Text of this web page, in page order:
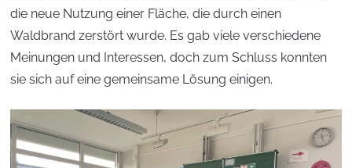
die neue Nutzung einer Fläche, die durch einen
Waldbrand zerstört wurde. Es gab viele verschiedene
Meinungen und Interessen, doch zum Schluss konnten
sie sich auf eine gemeinsame Lösung einigen.